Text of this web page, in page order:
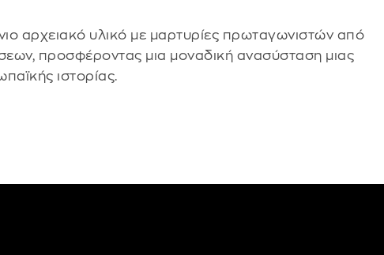
αρχειακό υλικό με μαρτυρίες πρωταγωνιστών από
προσφέροντας μια μοναδική ανασύσταση μιας
ιστορίας.